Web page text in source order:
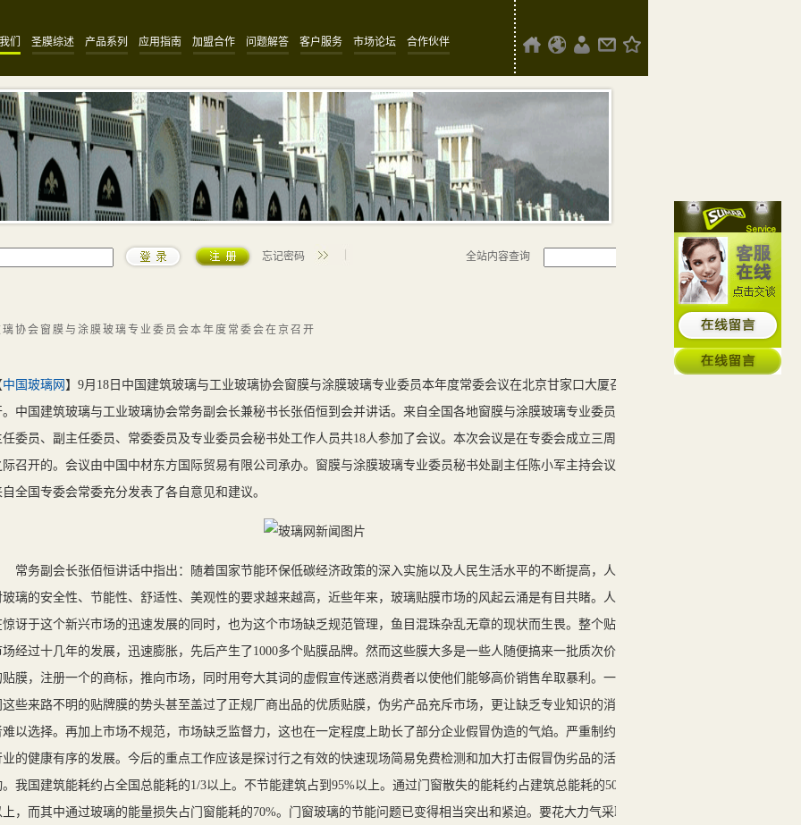
们 圣膜综述 产品系列 应用指南 加盟合作 问题解答 客户服务 市场论坛 合作伙伴
忘记密码 全站内容查询
璃协会窗膜与涂膜玻璃专业委员会本年度常委会在京召开
中国玻璃网 】9月18日中国建筑玻璃与工业玻璃协会窗膜与涂膜玻璃专业委员本年度常委会议在北京甘家口大厦召
。中国建筑玻璃与工业玻璃协会常务副会长兼秘书长张佰恒到会并讲话。来自全国各地窗膜与涂膜玻璃专业委员会
任委员、副主任委员、常委委员及专业委员会秘书处工作人员共18人参加了会议。本次会议是在专委会成立三周年
际召开的。会议由中国中材东方国际贸易有限公司承办。窗膜与涂膜玻璃专业委员秘书处副主任陈小军主持会议。
自全国专委会常委充分发表了各自意见和建议。
务副会长张佰恒讲话中指出：随着国家节能环保低碳经济政策的深入实施以及人民生活水平的不断提高，人们
玻璃的安全性、节能性、舒适性、美观性的要求越来越高，近些年来，玻璃贴膜市场的风起云涌是有目共睹。人们
惊讶于这个新兴市场的迅速发展的同时，也为这个市场缺乏规范管理，鱼目混珠杂乱无章的现状而生畏。整个贴膜
场经过十几年的发展，迅速膨胀，先后产生了1000多个贴膜品牌。然而这些膜大多是一些人随便搞来一批质次价廉
贴膜，注册一个的商标，推向市场，同时用夸大其词的虚假宣传迷惑消费者以使他们能够高价销售牟取暴利。一时
这些来路不明的贴牌膜的势头甚至盖过了正规厂商出品的优质贴膜，伪劣产品充斥市场，更让缺乏专业知识的消费
难以选择。再加上市场不规范，市场缺乏监督力，这也在一定程度上助长了部分企业假冒伪造的气焰。严重制约了
业的健康有序的发展。今后的重点工作应该是探讨行之有效的快速现场简易免费检测和加大打击假冒伪劣品的活
。我国建筑能耗约占全国总能耗的1/3以上。不节能建筑占到95%以上。通过门窗散失的能耗约占建筑总能耗的50%
上，而其中通过玻璃的能量损失占门窗能耗的70%。门窗玻璃的节能问题已变得相当突出和紧迫。要花大力气采取不